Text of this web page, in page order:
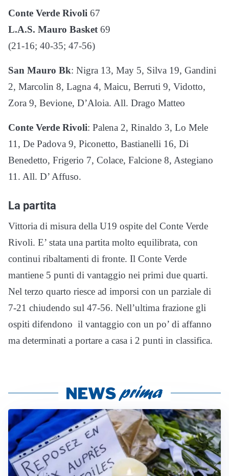
Conte Verde Rivoli 67
L.A.S. Mauro Basket69
(21-16; 40-35; 47-56)
San Mauro Bk: Nigra 13, May 5, Silva 19, Gandini
2, Marcolin 8, Lagna 4, Maicu, Berruti 9, Vidotto,
Zora 9, Bevione, D’Aloia. All. Drago Matteo
Conte Verde Rivoli: Palena 2, Rinaldo 3, Lo Mele
11, De Padova 9, Piconetto, Bastianelli 16, Di
Benedetto, Frigerio 7, Colace, Falcione 8, Astegiano
11. All. D’ Affuso.
La partita
Vittoria di misura della U19 ospite del Conte Verde
Rivoli. E’ stata una partita molto equilibrata, con
continui ribaltamenti di fronte. Il Conte Verde
mantiene 5 punti di vantaggio nei primi due quarti.
Nel terzo quarto riesce ad imporsi con un parziale di
7-21 chiudendo sul 47-56. Nell’ultima frazione gli
ospiti difendono il vantaggio con un po’ di affanno
ma determinati a portare a casa i 2 punti in classifica.